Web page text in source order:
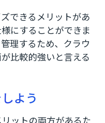
できるメリットがあ
にすることができま
理するため、クラウ
比較的強いと言える
よう
ットの両方があるた